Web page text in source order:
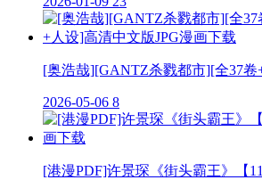
[奥浩哉][GANTZ杀戮都市][全37卷
2026-05-06 8
[港漫PDF]许景琛《街头霸王》【